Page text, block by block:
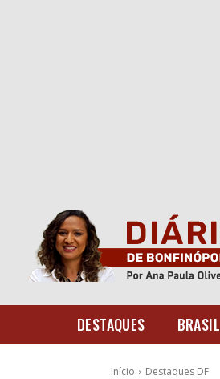
DESTAQUES BRASIL
Início Destaques DF